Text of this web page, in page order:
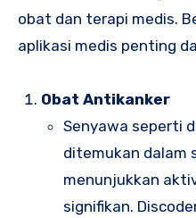
obat dan terapi medis.
aplikasi medis penting
Obat Antikanker
Senyawa seperti
ditemukan dalam
menunjukkan
signifikan.